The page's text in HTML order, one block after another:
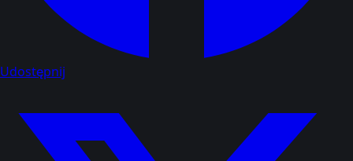
Udostępnij